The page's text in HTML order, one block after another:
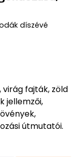
díszévé
virág fajták, zöld
jellemzői,
útmutatói.